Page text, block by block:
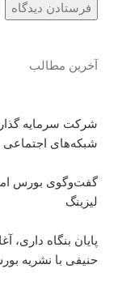
آخرین مطالب
شرکت سرمایه
شبکه‌های اجتماعی
گفت‌وگوی بورس
لیزینگ
پایان بنگاه
حنیفی با نشریه